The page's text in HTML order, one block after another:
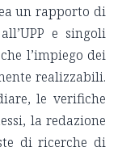
un rapporto di
e singoli
l’impiego dei
realizzabili.
le verifiche
la redazione
di ricerche di